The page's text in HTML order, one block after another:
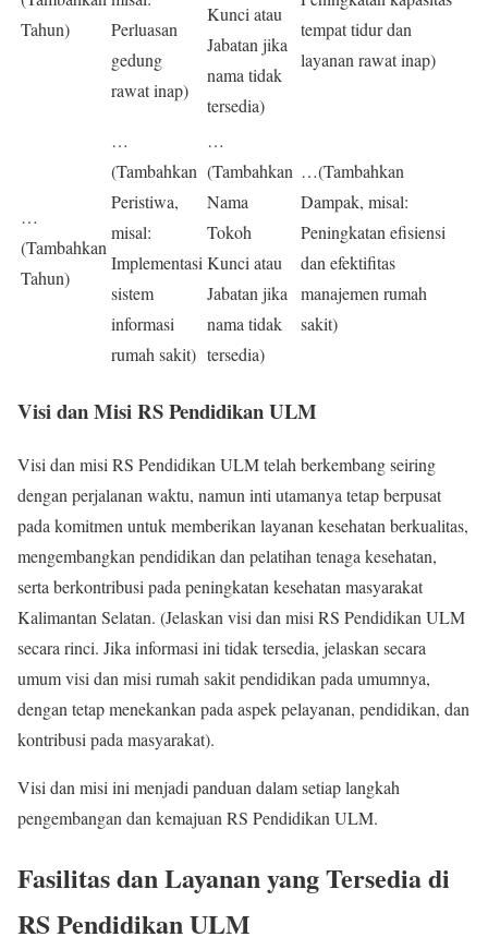
Tahun)
Perluasan
gedung
rawat inap)
Kunci atau
Jabatan jika
nama tidak
tersedia)
tempat tidur dan
layanan rawat inap)
…
(Tambahkan
Tahun)
…
(Tambahkan
Peristiwa,
misal:
Implementasi
sistem
informasi
rumah sakit)
…
(Tambahkan
Nama
Tokoh
Kunci atau
Jabatan jika
nama tidak
tersedia)
…(Tambahkan
Dampak, misal:
Peningkatan efisiensi
dan efektifitas
manajemen rumah
sakit)
Visi dan Misi RS Pendidikan ULM
Visi dan misi RS Pendidikan ULM telah berkembang seiring
dengan perjalanan waktu, namun inti utamanya tetap berpusat
pada komitmen untuk memberikan layanan kesehatan berkualitas,
mengembangkan pendidikan dan pelatihan tenaga kesehatan,
serta berkontribusi pada peningkatan kesehatan masyarakat
Kalimantan Selatan. (Jelaskan visi dan misi RS Pendidikan ULM
secara rinci. Jika informasi ini tidak tersedia, jelaskan secara
umum visi dan misi rumah sakit pendidikan pada umumnya,
dengan tetap menekankan pada aspek pelayanan, pendidikan, dan
kontribusi pada masyarakat).
Visi dan misi ini menjadi panduan dalam setiap langkah
pengembangan dan kemajuan RS Pendidikan ULM.
Fasilitas dan Layanan yang Tersedia di
RS Pendidikan ULM